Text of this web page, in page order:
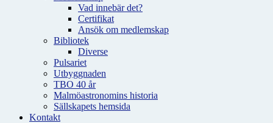
Vad innebär det?
Certifikat
Ansök om medlemskap
Bibliotek
Diverse
Pulsariet
Utbyggnaden
TBO 40 år
Malmöastronomins historia
Sällskapets hemsida
Kontakt